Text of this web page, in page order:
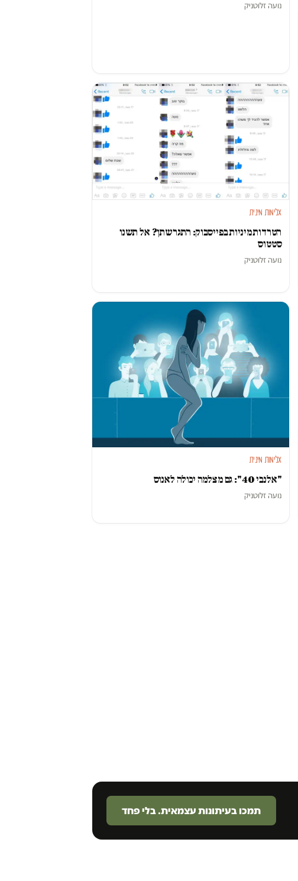
נועה זלוטניק
אלימות מינית
הטרדות מיניות בפייסבוק: התגרשתן? אל תשנו
סטטוס
נועה זלוטניק
אלימות מינית
"אלנבי 40": גם מצלמה יכולה לאנוס
נועה זלוטניק
תמכו בעיתונות עצמאית. בלי פחד